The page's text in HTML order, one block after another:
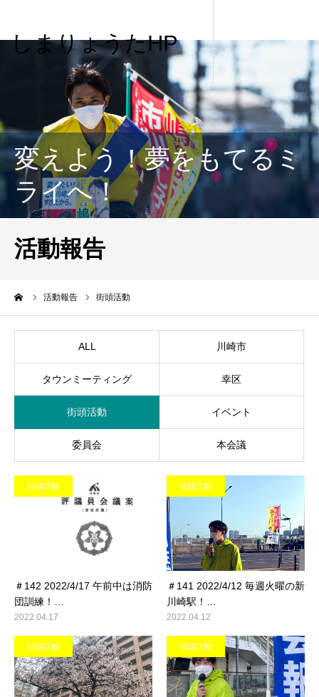
しまりょうたHP
変えよう！夢をもてるミ
ライへ！
活動報告
活動報告 街頭活動
ALL 川崎市
タウンミーティング 幸区
街頭活動 イベント
委員会 本会議
街頭活動
＃142 2022/4/17 午前中は消防
団訓練！…
2022.04.17
街頭活動
＃141 2022/4/12 毎週火曜の新
川崎駅！…
2022.04.12
街頭活動 街頭活動